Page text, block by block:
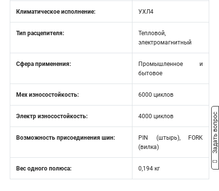
Климатическое исполнение: УХЛ4
Тип расцепителя:
Тепловой,
электромагнитный
Сфера применения:
Промышленное и
бытовое
Мех износостойкость: 6000 циклов
Электр износостойкость: 4000 циклов
Возможность присоединения шин:
PIN (штырь), FORK
(вилка)
Вес одного полюса: 0,194 кг
Задать вопрос